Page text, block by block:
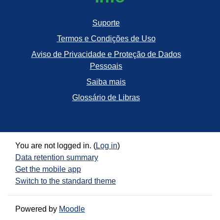
Suporte
Termos e Condições de Uso
Aviso de Privacidade e Proteção de Dados
Pessoais
Saiba mais
Glossário de Libras
You are not logged in. (Log in)
Data retention summary
Get the mobile app
Switch to the standard theme
Powered by Moodle